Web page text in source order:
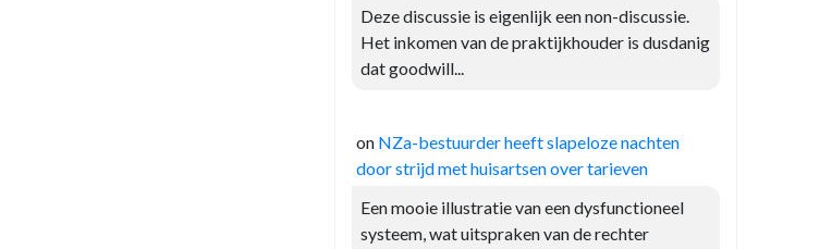
Deze discussie is eigenlijk een non-discussie.
Het inkomen van de praktijkhouder is dusdanig
dat goodwill...
on NZa-bestuurder heeft slapeloze nachten
door strijd met huisartsen over tarieven
Een mooie illustratie van een dysfunctioneel
systeem, wat uitspraken van de rechter